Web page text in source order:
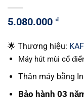
5.080.000 ₫
🌟 Thương hiệu:
Máy hút mùi cổ
Thân máy bằng
Bảo hành 03